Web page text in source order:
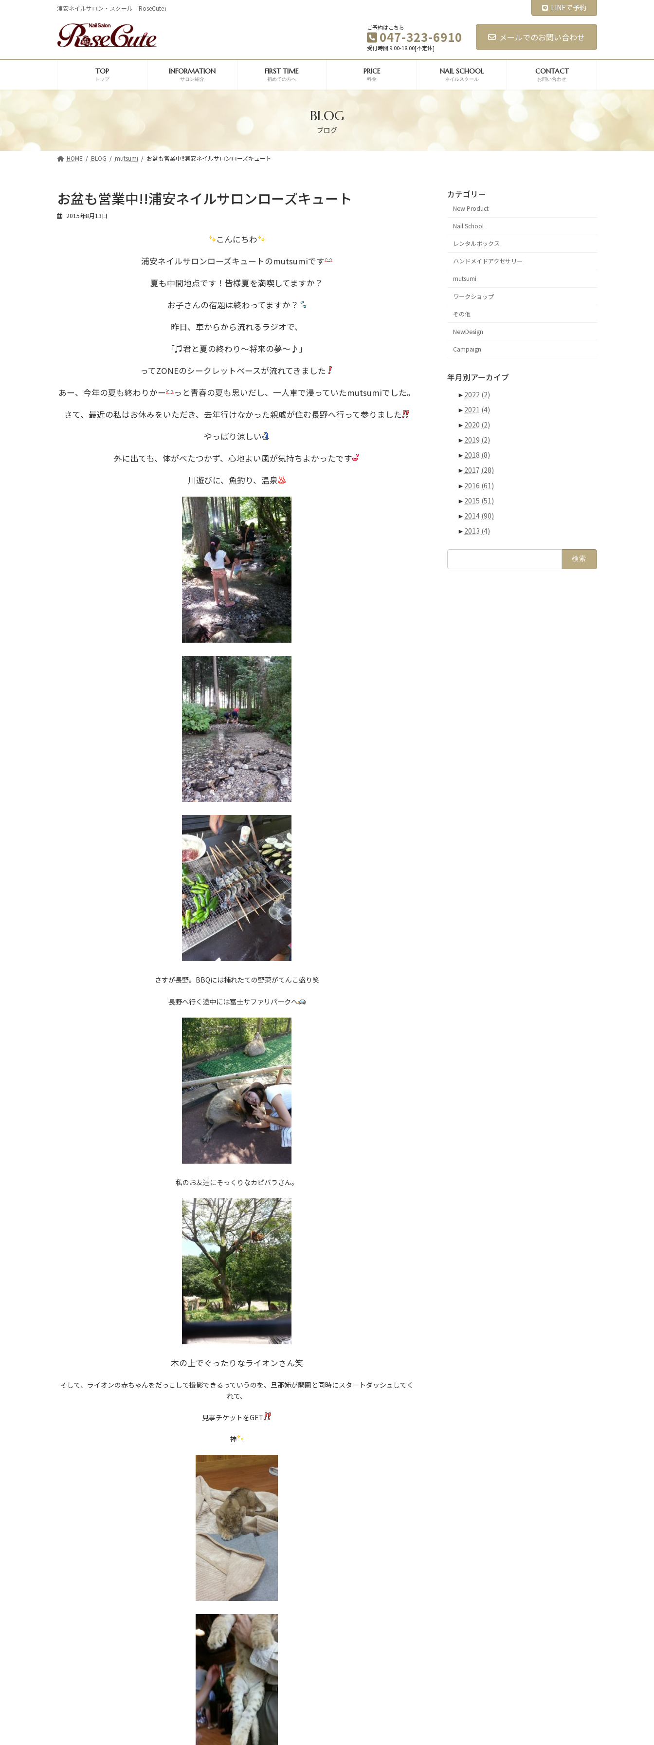
ス
プ
ン
動
浦安ネイルサロン・スクール「RoseCute」 LINEで予約
ご予約はこちら
047-323-6910
受付時間 9:00-18:00[不定休]
メールでのお問い合わせ
TOP
トップ
INFORMATION
サロン紹介
FIRST TIME
初めての方へ
PRICE
料金
NAIL SCHOOL
ネイルスクール
CONTACT
お問い合わせ
BLOG
ブログ
HOME BLOG mutsumi お盆も営業中!!浦安ネイルサロンローズキュート
お盆も営業中!!浦安ネイルサロンローズキュート
2015年8月13日
こんにちわ
浦安ネイルサロンローズキュートのmutsumiです
夏も中間地点です！皆様夏を満喫してますか？
お子さんの宿題は終わってますか？
昨日、車からから流れるラジオで、
「♫君と夏の終わり～将来の夢～♪」
ってZONEのシークレットベースが流れてきました
あー、今年の夏も終わりかー
っと青春の夏も思いだし、一人車で浸っていたmutsumiでした。
さて、最近の私はお休みをいただき、去年行けなかった親戚が住む長野へ行って参りました
やっぱり涼しい
外に出ても、体がべたつかず、心地よい風が気持ちよかったです
川遊びに、魚釣り、温泉
さすが長野。BBQには捕れたての野菜がてんこ盛り笑
長野へ行く途中には富士サファリパークへ
私のお友達にそっくりなカピバラさん。
木の上でぐったりなライオンさん笑
そして、ライオンの赤ちゃんをだっこして撮影できるっていうのを、旦那姉が開園と同時にスタートダッシュしてく
れて、
見事チケットをGET
神
カテゴリー
New Product
Nail School
レンタルボックス
ハンドメイドアクセサリー
mutsumi
ワークショップ
その他
NewDesign
Campaign
年月別アーカイブ
► 2022 (2)
► 2021 (4)
► 2020 (2)
► 2019 (2)
► 2018 (8)
► 2017 (28)
► 2016 (61)
► 2015 (51)
► 2014 (90)
► 2013 (4)
検